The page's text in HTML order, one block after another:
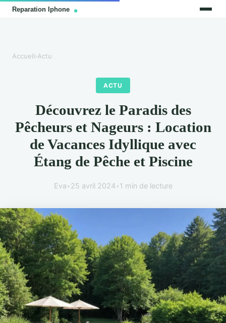
Accueil›Actu
ACTU
Découvrez le Paradis des
Pêcheurs et Nageurs : Location
de Vacances Idyllique avec
Étang de Pêche et Piscine
Eva•25 avril 2024•1 min de lecture